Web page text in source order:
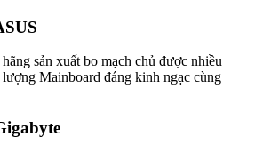
sản xuất bo mạch chủ được nhiều
Mainboard đáng kinh ngạc cùng